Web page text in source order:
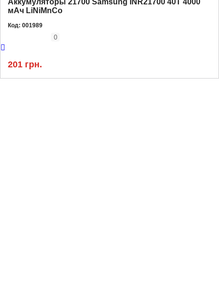
Аккумуляторы 21700 Samsung INR21700 40T 4000
мАч LiNiMnCo
Код: 001989
0
201 грн.